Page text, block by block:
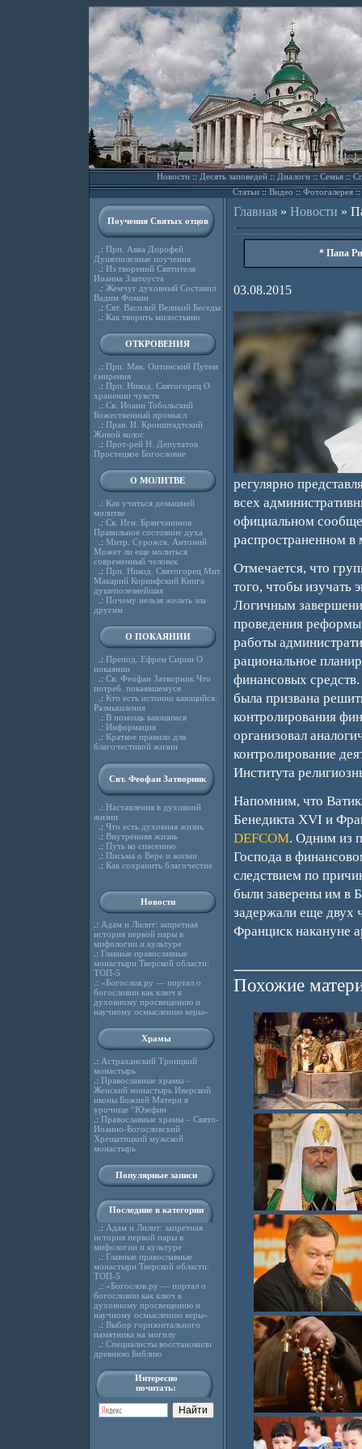
Новости::Десять заповедей::Диалоги::Семья::
Статьи::Видео ::Фотогалерея::
Поучения Святых отцов
.: Прп. Авва Дорофей
Душеполезные поучения
.: Из творений Святителя
Иоанна Златоуста
.: Жемчуг духовный Составил
Вадим Фомин
.: Свт. Василий Великий Беседы
.: Как творить милостыню
ОТКРОВЕНИЯ
.: Прп. Мак. Оптинский Путем
смирения
.: Прп. Никод. Святогорец О
хранении чувств
.: Св. Иоанн Тобольский
Божественный промысл
.: Прав. И. Кронштадтский
Живой колос
.: Прот-рей Н. Депутатов
Простецкое Богословие
О МОЛИТВЕ
.: Как учиться домашней
молитве
.: Св. Игн. Брянчанинов
Правильное состояние духа
.: Митр. Сурожск. Антоний
Может ли еще молиться
современный человек
.: Прп. Никод. Святогорец Мит.
Макарий Коринфский Книга
душеполезнейшая
.: Почему нельзя желать зла
другим
О ПОКАЯНИИ
.: Препод. Ефрем Сирин О
покаянии
.: Св. Феофан Затворник Что
потреб. покаявшемуся
.: Кто есть истинно кающийся.
Размышления
.: В помощь кающимся
.: Информация
.: Краткое правило для
благочестивой жизни
Свт. Феофан Затворник
.: Наставления в духовной
жизни
.: Что есть духовная жизнь
.: Внутренняя жизнь
.: Путь ко спасению
.: Письма о Вере и жизни
.: Как сохранить благочестие
Новости
.: Адам и Лилит: запретная
история первой пары в
мифологии и культуре
.: Главные православные
монастыри Тверской области:
ТОП-5
.: «Богослов.ру — портал о
богословии как ключ к
духовному просвещению и
научному осмыслению веры»
Храмы
.: Астраханский Троицкий
монастырь
.: Православные храмы –
Женский монастырь Иверской
иконы Божией Матери в
урочище “Юзефин
.: Православные храмы – Свято-
Иоанно-Богословский
Хрещатицкий мужской
монастырь
Популярные записи
Последние в категории
.: Адам и Лилит: запретная
история первой пары в
мифологии и культуре
.: Главные православные
монастыри Тверской области:
ТОП-5
.: «Богослов.ру — портал о
богословии как ключ к
духовному просвещению и
научному осмыслению веры»
.: Выбор горизонтального
памятника на могилу
.: Специалисты восстановили
древнюю Библию
Интересно
почитать:
Главная» Новости »
* Папа
03.08.2015
регулярно
всех
официальном
распространенном
Отмечается, что
того, чтобы изучать
Логичным
проведения
работы
рациональное
финансовых средств.
была призвана
контролирования
организовал
контролирование
Института
Напомним, что
Бенедикта XVI и
DEFCOM. Одним из
Господа в
следствием по
были заверены им в
задержали еще двух
Франциск накануне
Похожие